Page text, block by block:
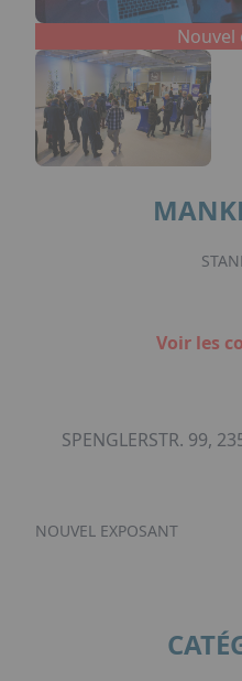
à Metz
Qui
Accéder
Nos
Politique
Notre
Nouvel
Voir les
SPENGLERSTR. 99,
NOUVEL EXPOSANT